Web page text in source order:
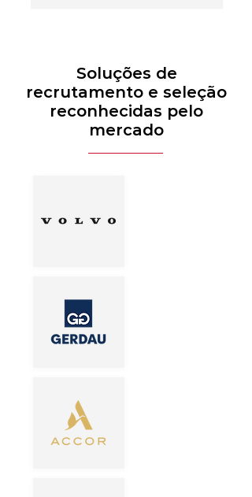
Soluções de
recrutamento e seleção
reconhecidas pelo
mercado